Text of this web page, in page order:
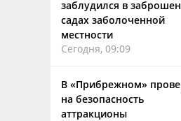
заблудился в
садах заболоченной
местности
Сегодня, 09:09
В «Прибрежном»
на безопасность
аттракционы